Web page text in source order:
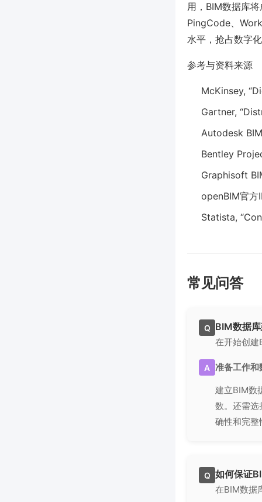
用，BIM数据库
PingCode、
水平，抢占数字
参考与资料来源
McKinsey,
Gartner,
Autodesk
Bentley
Graphisoft
openBIM官方
Statista,
常见问答
Q BIM数据
在开始创建
A 准备工作和
建立BIM数
数。还需选
确性和完整
Q 如何保证
在BIM数据